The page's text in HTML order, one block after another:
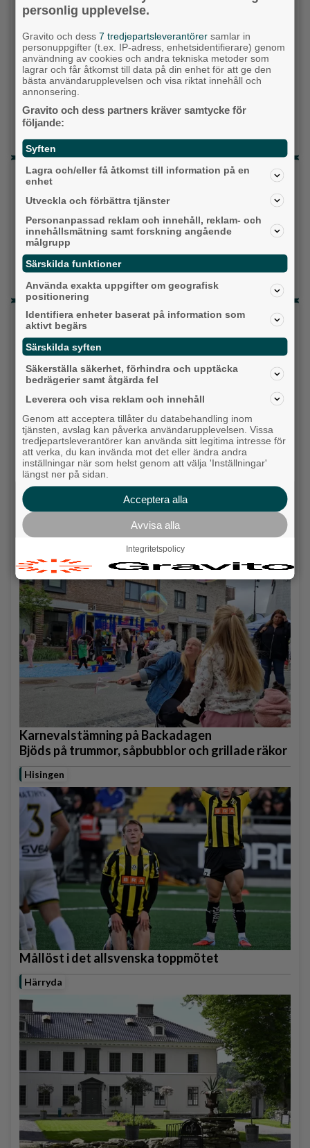
Miljöpartiet
Kristdemokraterna
Centerpartiet
Liberalerna
Vet ej
Topp tre denna veckan
Milstolpen: Ny tunnel är på plats under
järnvägen
Detta händer i Alingsås 3–10 augusti
Gatuköksklassiker blev succé – nu växlar
Ånga upp
Senaste artiklarna
Alingsås
Detta händer i Alingsås 3–10 augusti
Karnevalstämning på Backadagen
Bjöds på trummor, såpbubblor och grillade räkor
Hisingen
Mållöst i det allsvenska toppmötet
Härryda
personlig upplevelse.
Gravito och dess7 tredjepartsleverantörer samlar in
personuppgifter (t.ex. IP-adress, enhetsidentifierare) genom
användning av cookies och andra tekniska metoder som
lagrar och får åtkomst till data på din enhet för att ge den
bästa användarupplevelsen och visa riktat innehåll och
annonsering.
Gravito och dess partners kräver samtycke för
följande:
Syften
Lagra och/eller få åtkomst till information på en
enhet
Utveckla och förbättra tjänster
Personanpassad reklam och innehåll, reklam- och
innehållsmätning samt forskning angående
målgrupp
Särskilda funktioner
Använda exakta uppgifter om geografisk
positionering
Identifiera enheter baserat på information som
aktivt begärs
Särskilda syften
Säkerställa säkerhet, förhindra och upptäcka
bedrägerier samt åtgärda fel
Leverera och visa reklam och innehåll
Genom att acceptera tillåter du databehandling inom
tjänsten, avslag kan påverka användarupplevelsen. Vissa
tredjepartsleverantörer kan använda sitt legitima intresse för
att verka, du kan invända mot det eller ändra andra
inställningar när som helst genom att välja 'Inställningar'
längst ner på sidan.
Acceptera alla
Avvisa alla
Integritetspolicy